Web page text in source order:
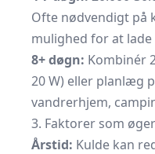
Ofte nødvendigt på
mulighed for at lade
8+ døgn: Kombinér
20 W) eller planlæg
vandrerhjem,
3. Faktorer som
Årstid: Kulde kan